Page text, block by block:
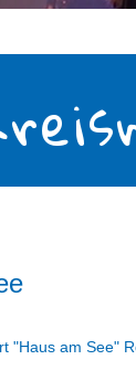
"Haus am See"